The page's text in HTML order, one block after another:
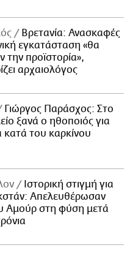
Βρετανία: Ανασκαφές
εγκατάσταση «θα
την προϊστορία»,
αρχαιολόγος
Γιώργος Παράσχος: Στο
ξανά ο ηθοποιός για
κατά του καρκίνου
Ιστορική στιγμή για
Απελευθέρωσαν
Αμούρ στη φύση μετά